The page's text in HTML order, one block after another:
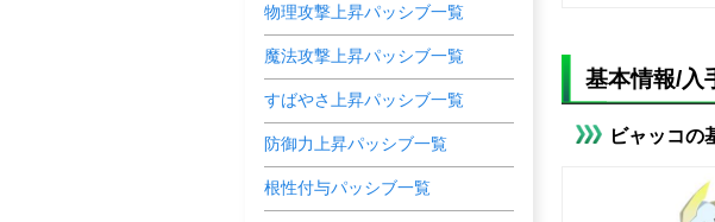
基本情報/入
ビャッコの
物理攻撃上昇パッシブ一覧
魔法攻撃上昇パッシブ一覧
すばやさ上昇パッシブ一覧
防御力上昇パッシブ一覧
根性付与パッシブ一覧